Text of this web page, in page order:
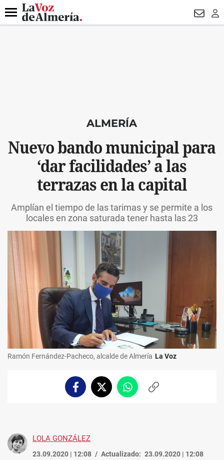
DESTACADO
Menú
ALMERÍA
Nuevo bando municipal para
‘dar facilidades’ a las
terrazas en la capital
Amplían el tiempo de las tarimas y se permite a los
locales en zona saturada tener hasta las 23
Ramón Fernández-Pacheco, alcalde de Almería La Voz
FacebookTwitterWhatsappCopiar
LOLA GONZÁLEZ
23.09.2020 | 12:08 Actualizado: 23.09.2020 | 12:08